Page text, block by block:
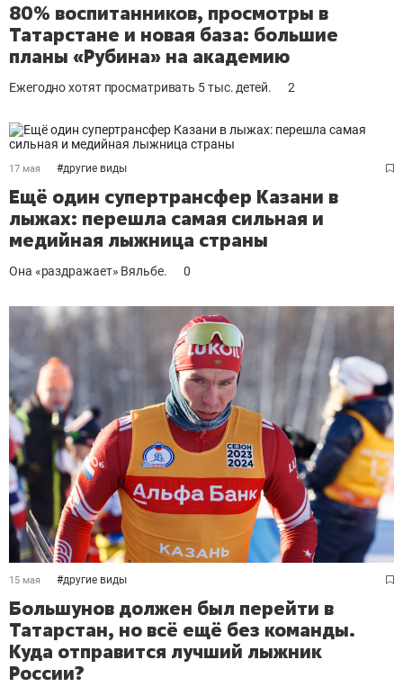
80% воспитанников, просмотры в
Татарстане и новая база: большие
планы «Рубина» на академию
Ежегодно хотят просматривать 5 тыс. детей. 2
17 мая #другие виды
Ещё один супертрансфер Казани в
лыжах: перешла самая сильная и
медийная лыжница страны
Она «раздражает» Вяльбе. 0
15 мая #другие виды
Большунов должен был перейти в
Татарстан, но всё ещё без команды.
Куда отправится лучший лыжник
России?